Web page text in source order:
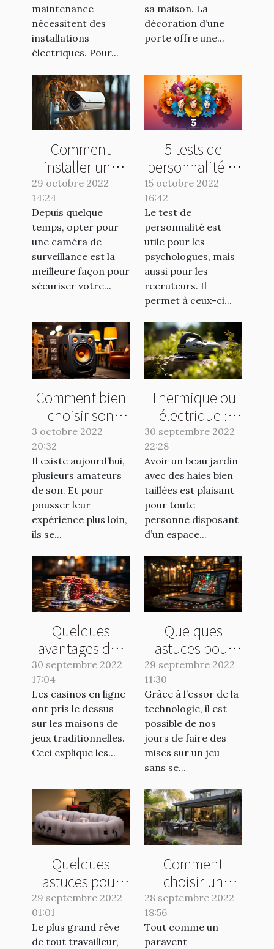
maintenance
nécessitent des
installations
électriques. Pour...
sa maison. La
décoration d’une
porte offre une...
Comment
installer une
caméra de
surveillance
sans fil ?
29 octobre 2022
14:24
Depuis quelque
temps, opter pour
une caméra de
surveillance est la
meilleure façon pour
sécuriser votre...
5 tests de
personnalité et
leurs avantages
15 octobre 2022
16:42
Le test de
personnalité est
utile pour les
psychologues, mais
aussi pour les
recruteurs. Il
permet à ceux-ci...
Comment bien
choisir son
caisson de
3 octobre 2022
20:32
Il existe aujourd’hui,
plusieurs amateurs
de son. Et pour
pousser leur
expérience plus loin,
ils se...
Thermique ou
électrique :
quelle taille
haie choisir ?
30 septembre 2022
22:28
Avoir un beau jardin
avec des haies bien
taillées est plaisant
pour toute
personne disposant
d’un espace...
Quelques
avantages des
casinos en ligne
30 septembre 2022
17:04
Les casinos en ligne
ont pris le dessus
sur les maisons de
jeux traditionnelles.
Ceci explique les...
Quelques
astuces pour
choisir un bon
site de pari
sportif
29 septembre 2022
11:30
Grâce à l’essor de la
technologie, il est
possible de nos
jours de faire des
mises sur un jeu
sans se...
Quelques
astuces pour
bien choisir son
gonflable
29 septembre 2022
01:01
Le plus grand rêve
de tout travailleur,
Comment
choisir un
paravent
rétractable
double ?
28 septembre 2022
18:56
Tout comme un
paravent